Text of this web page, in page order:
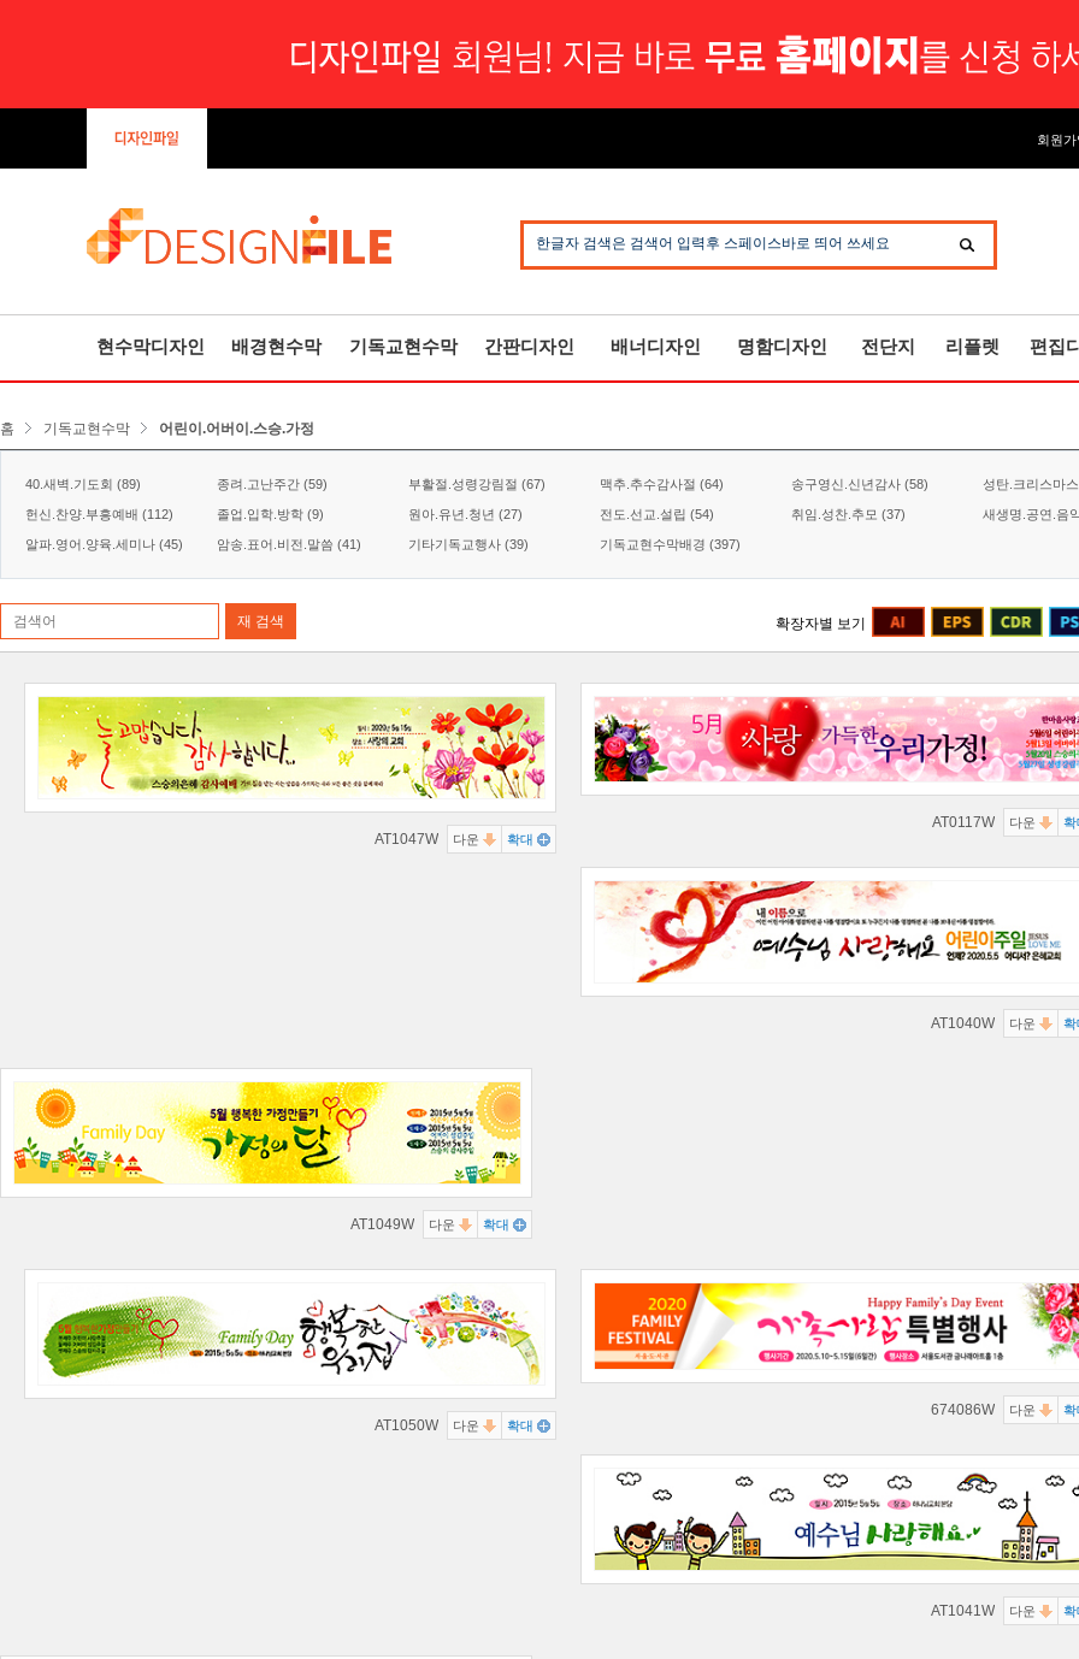
회원가
한글자 검색은 검색어 입력후 스페이스바로 띄어 쓰세요
현수막디자인 배경현수막 기독교현수막 간판디자인 배너디자인 명함디자인 전단지 리플렛 편집
홈 기독교현수막 어린이.어버이.스승.가정
40.새벽.기도회 (89) 종려.고난주간 (59) 부활절.성령강림절 (67) 맥추.추수감사절 (64) 송구영신.신년감사 (58) 성탄.크리스마
헌신.찬양.부흥예배 (112) 졸업.입학.방학 (9) 원아.유년.청년 (27) 전도.선교.설립 (54) 취임.성찬.추모 (37) 새생명.공연.음
알파.영어.양육.세미나 (45) 암송.표어.비전.말씀 (41) 기타기독교행사 (39) 기독교현수막배경 (397)
확장자별 보기
AT1047W 다운 확대
AT0117W 다운
AT1040W 다운
AT1049W 다운 확대
AT1050W 다운 확대
674086W 다운
AT1041W 다운